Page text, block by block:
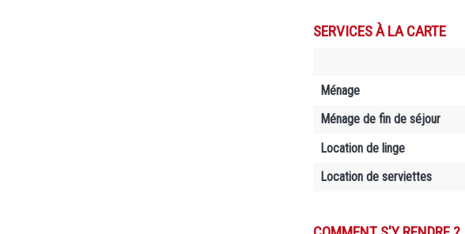
SERVICES À LA CARTE
Ménage
Ménage de fin de séjour
Location de linge
Location de serviettes